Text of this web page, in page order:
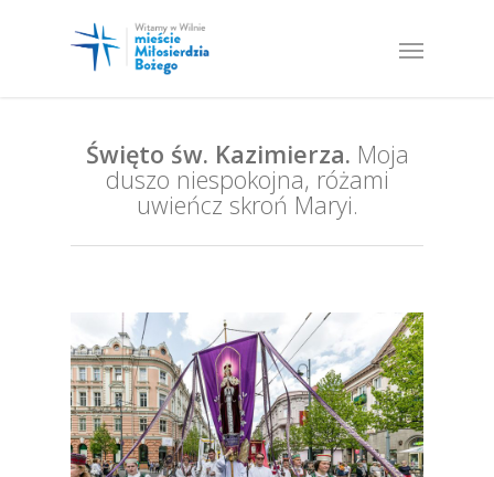
Święto św. Kazimierza. Moja
duszo niespokojna, różami
uwieńcz skroń Maryi.